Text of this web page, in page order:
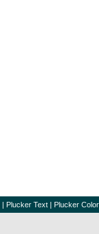
| Plucker Text | Plucker Color